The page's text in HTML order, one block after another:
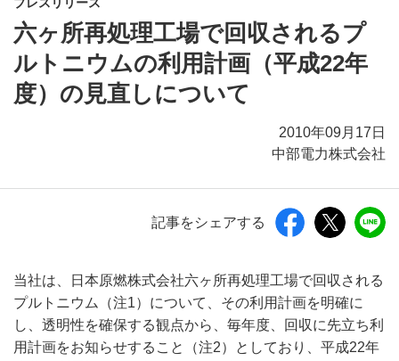
六ヶ所再処理工場で回収されるプ
ルトニウムの利用計画（平成22年
度）の見直しについて
2010年09月17日
中部電力株式会社
記事をシェアする
当社は、日本原燃株式会社六ヶ所再処理工場で回収される
プルトニウム（注1）について、その利用計画を明確に
し、透明性を確保する観点から、毎年度、回収に先立ち利
用計画をお知らせすること（注2）としており、平成22年